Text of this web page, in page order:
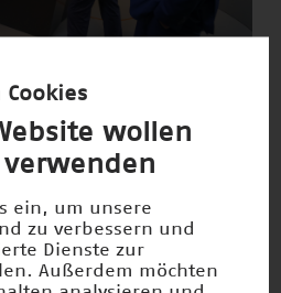
wollen
ein, um unsere
zu verbessern und
Dienste zur
Außerdem möchten